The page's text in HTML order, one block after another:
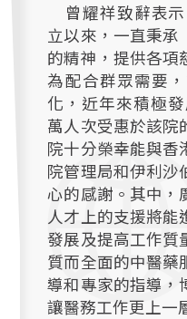
曾耀祥致辭表
立以來，一直秉承
的精神，提供各項
為配合群眾需要
化，近年來積極
萬人次受惠於該院
院十分榮幸能與香
院管理局和伊利沙
心的感謝。其中，
人才上的支援將能
發展及提高工作質
質而全面的中醫藥
導和專家的指導，
讓醫務工作更上一